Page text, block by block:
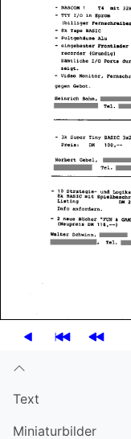
Text
Miniatur­bilder